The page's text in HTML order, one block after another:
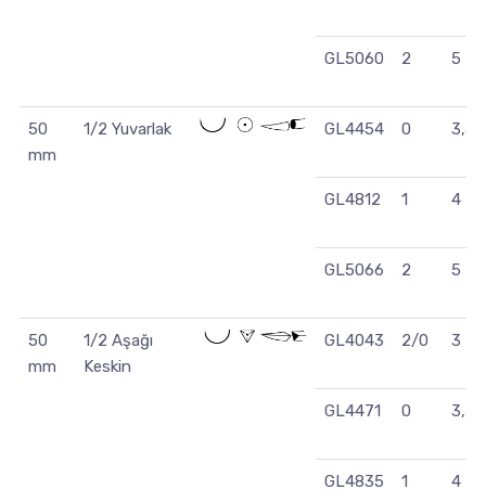
GL5060 2 5
50
mm
1/2 Yuvarlak GL4454 0 3,5
GL4812 1 4
GL5066 2 5
50
mm
1/2 Aşağı
Keskin
GL4043 2/0 3
GL4471 0 3,5
GL4835 1 4